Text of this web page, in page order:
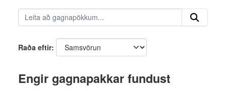
Raða eftir
Engir gagnapakkar fundust